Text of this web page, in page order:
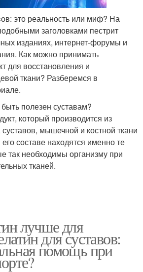
это реальность или миф? На
заголовками пестрит
изданиях, интернет-форумы и
Как можно принимать
для восстановления и
ткани? Разберемся в
полезен суставам?
который производится из
мышечной и костной ткани
составе находятся именно те
так необходимы организму при
тканей.
лучше для
для суставов:
помощь при